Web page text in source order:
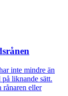
inte mindre än
liknande sätt.
rånaren eller